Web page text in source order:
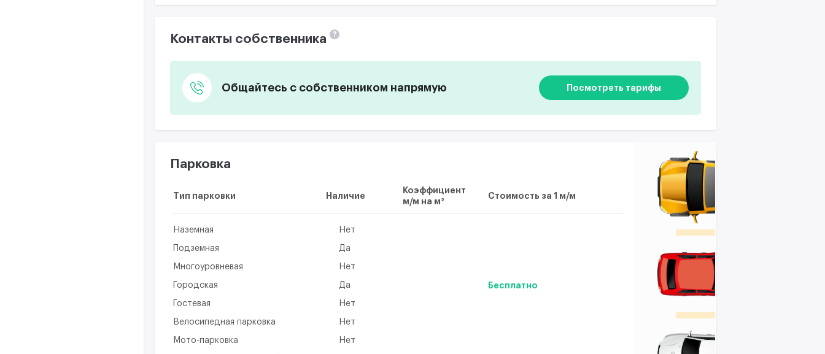
Контакты собственника ?
Общайтесь с собственником напрямую Посмотреть тарифы
Парковка
Тип парковки Наличие
Коэффициент
м/м на м²
Стоимость за 1 м/м
Наземная Нет
Подземная Да
Многоуровневая Нет
Городская Да Бесплатно
Гостевая Нет
Велосипедная парковка Нет
Мото-парковка Нет